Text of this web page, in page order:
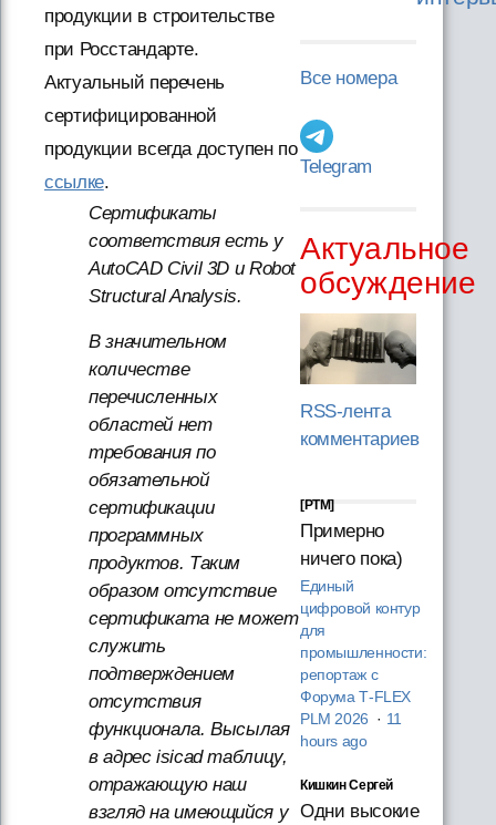
продукции в строительстве
при Росстандарте.
Актуальный перечень
сертифицированной
продукции всегда доступен по
ссылке.
Сертификаты
соответствия есть у
AutoCAD Civil 3D и Robot
Structural Analysis.
В значительном
количестве
перечисленных
областей нет
требования по
обязательной
сертификации
программных
продуктов. Таким
образом отсутствие
сертификата не может
служить
подтверждением
отсутствия
функционала. Высылая
в адрес isicad таблицу,
отражающую наш
взгляд на имеющийся у
Все номера
Telegram
Актуальное
обсуждение
RSS-лента
комментариев
[PTM]
Примерно
ничего пока)
Единый
цифровой контур
для
промышленности:
репортаж с
Форума T‑FLEX
PLM 2026 · 11
hours ago
Кишкин Сергей
Одни высокие